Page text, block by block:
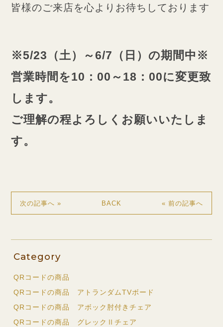
皆様のご来店を心よりお待ちしております
※5/23（土）～6/7（日）の期間中※
営業時間を10：00～18：00に変更致
します。
ご理解の程よろしくお願いいたしま
す。
« 前の記事へ
BACK
次の記事へ »
Category
QRコードの商品
QRコードの商品 アトランダムTVボード
QRコードの商品 アボック肘付きチェア
QRコードの商品 グレックⅡチェア